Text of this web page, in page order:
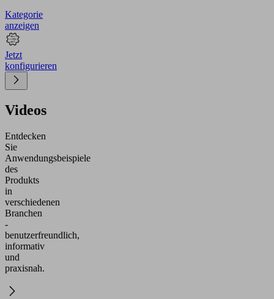
Kategorie
anzeigen
Jetzt
konfigurieren
Videos
Entdecken
Sie
Anwendungsbeispiele
des
Produkts
in
verschiedenen
Branchen
-
benutzerfreundlich,
informativ
und
praxisnah.